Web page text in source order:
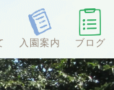
入園案内 ブログ